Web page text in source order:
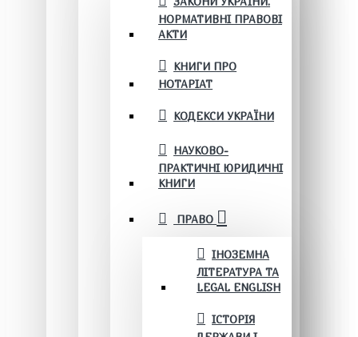
НОРМАТИВНІ ПРАВОВІ
АКТИ
КНИГИ ПРО
НОТАРІАТ
КОДЕКСИ УКРАЇНИ
НАУКОВО-
ПРАКТИЧНІ ЮРИДИЧНІ
КНИГИ
ПРАВО
ІНОЗЕМНА
ЛІТЕРАТУРА ТА
LEGAL ENGLISH
ІСТОРІЯ